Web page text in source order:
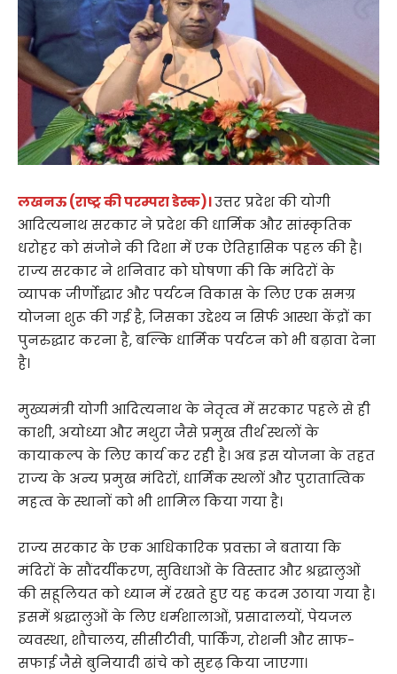
लखनऊ (राष्ट्र की परम्परा डेस्क)।उत्तर प्रदेश की योगी
आदित्यनाथ सरकार ने प्रदेश की धार्मिक और सांस्कृतिक
धरोहर को संजोने की दिशा में एक ऐतिहासिक पहल की है।
राज्य सरकार ने शनिवार को घोषणा की कि मंदिरों के
व्यापक जीर्णोद्धार और पर्यटन विकास के लिए एक समग्र
योजना शुरू की गई है, जिसका उद्देश्य न सिर्फ आस्था केंद्रों का
पुनरुद्धार करना है, बल्कि धार्मिक पर्यटन को भी बढ़ावा देना
है।
मुख्यमंत्री योगी आदित्यनाथ के नेतृत्व में सरकार पहले से ही
काशी, अयोध्या और मथुरा जैसे प्रमुख तीर्थ स्थलों के
कायाकल्प के लिए कार्य कर रही है। अब इस योजना के तहत
राज्य के अन्य प्रमुख मंदिरों, धार्मिक स्थलों और पुरातात्विक
महत्व के स्थानों को भी शामिल किया गया है।
राज्य सरकार के एक आधिकारिक प्रवक्ता ने बताया कि
मंदिरों के सौंदर्यीकरण, सुविधाओं के विस्तार और श्रद्धालुओं
की सहूलियत को ध्यान में रखते हुए यह कदम उठाया गया है।
इसमें श्रद्धालुओं के लिए धर्मशालाओं, प्रसादालयों, पेयजल
व्यवस्था, शौचालय, सीसीटीवी, पार्किंग, रोशनी और साफ-
सफाई जैसे बुनियादी ढांचे को सुदृढ़ किया जाएगा।